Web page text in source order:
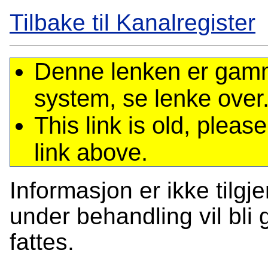
Tilbake til Kanalregister
Denne lenken er
system, se lenke
This link is old,
link above.
Informasjon er ikke
under behandling vil bli
fattes.